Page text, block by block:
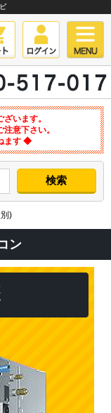
います。
意下さい。
ます ◆
)
ン